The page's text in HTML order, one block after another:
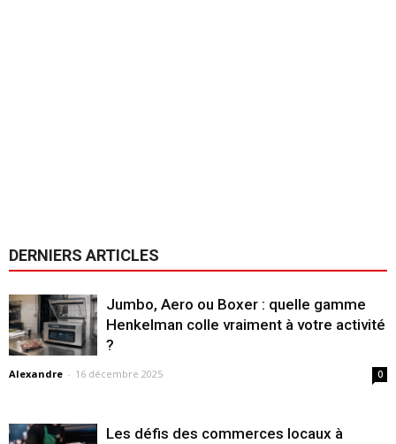
DERNIERS ARTICLES
Jumbo, Aero ou Boxer : quelle gamme
Henkelman colle vraiment à votre activité
?
Alexandre - 16 décembre 2025 0
Les défis des commerces locaux à